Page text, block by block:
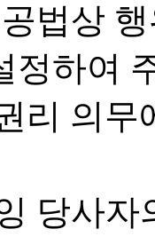
법상
정하여
리 의
당사자